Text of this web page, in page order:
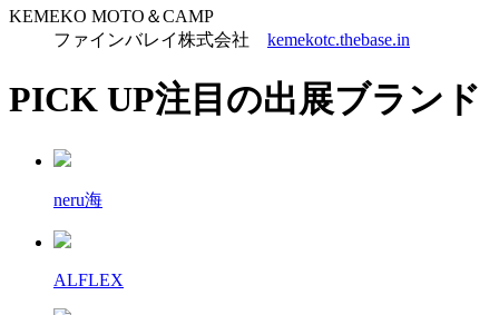
KEMEKO MOTO＆CAMP
ファインバレイ株式会社 kemekotc.thebase.in
PICK UP注目の出展ブランド
neru海
ALFLEX